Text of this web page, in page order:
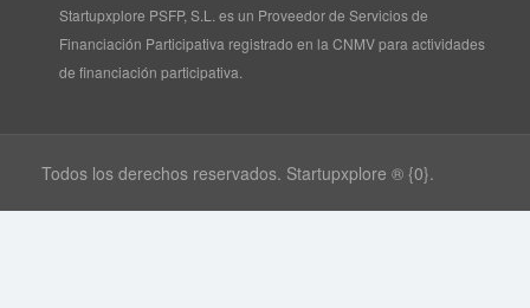
Startupxplore PSFP, S.L. es un Proveedor de Servicios de
Financiación Participativa registrado en la CNMV para actividades
de financiación participativa.
Todos los derechos reservados. Startupxplore ® {0}.